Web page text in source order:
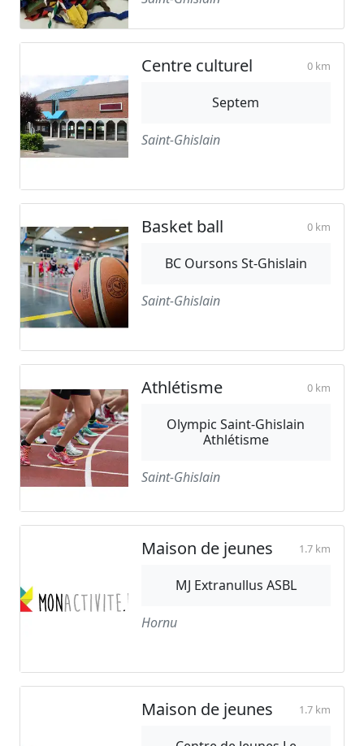
Centre culturel 0 km
Septem
Saint-Ghislain
Basket ball 0 km
BC Oursons St-Ghislain
Saint-Ghislain
Athlétisme 0 km
Olympic Saint-Ghislain
Athlétisme
Saint-Ghislain
Maison de jeunes 1.7 km
MJ Extranullus ASBL
Hornu
Maison de jeunes 1.7 km